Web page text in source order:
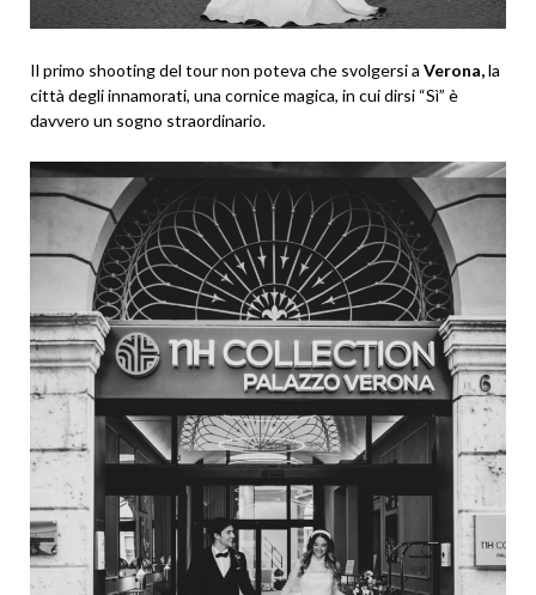
Il primo shooting del tour non poteva che svolgersi a Verona,la
città degli innamorati, una cornice magica, in cui dirsi “Sì” è
davvero un sogno straordinario.